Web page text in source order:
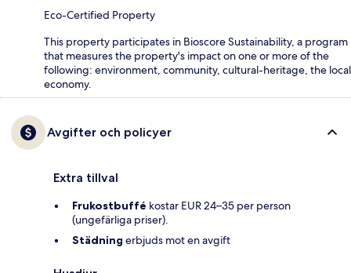
Eco-Certified Property
This property participates in Bioscore Sustainability, a program
that measures the property's impact on one or more of the
following: environment, community, cultural-heritage, the local
economy.
Avgifter och policyer
Extra tillval
Frukostbuffé kostar EUR 24–35 per person
(ungefärliga priser).
Städning erbjuds mot en avgift